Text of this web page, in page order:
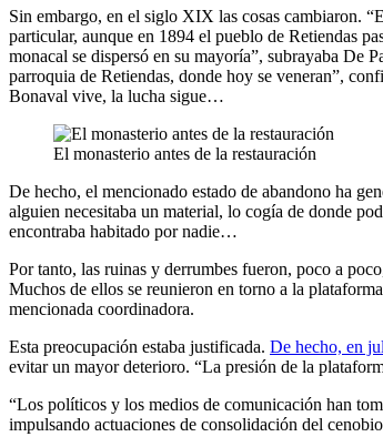
Sin embargo, en el siglo XIX las cosas cambiaron.
particular, aunque en 1894 el pueblo de Retiendas
monacal se dispersó en su mayoría”, subrayaba De
parroquia de Retiendas, donde hoy se veneran”,
Bonaval vive, la lucha sigue…
El monasterio antes de la restauración
De hecho, el mencionado estado de abandono ha
alguien necesitaba un material, lo cogía de donde
encontraba habitado por nadie…
Por tanto, las ruinas y derrumbes fueron, poco a
Muchos de ellos se reunieron en torno a la
mencionada coordinadora.
Esta preocupación estaba justificada. De hecho, en
evitar un mayor deterioro. “La presión de la
“Los políticos y los medios de comunicación han
impulsando actuaciones de consolidación del